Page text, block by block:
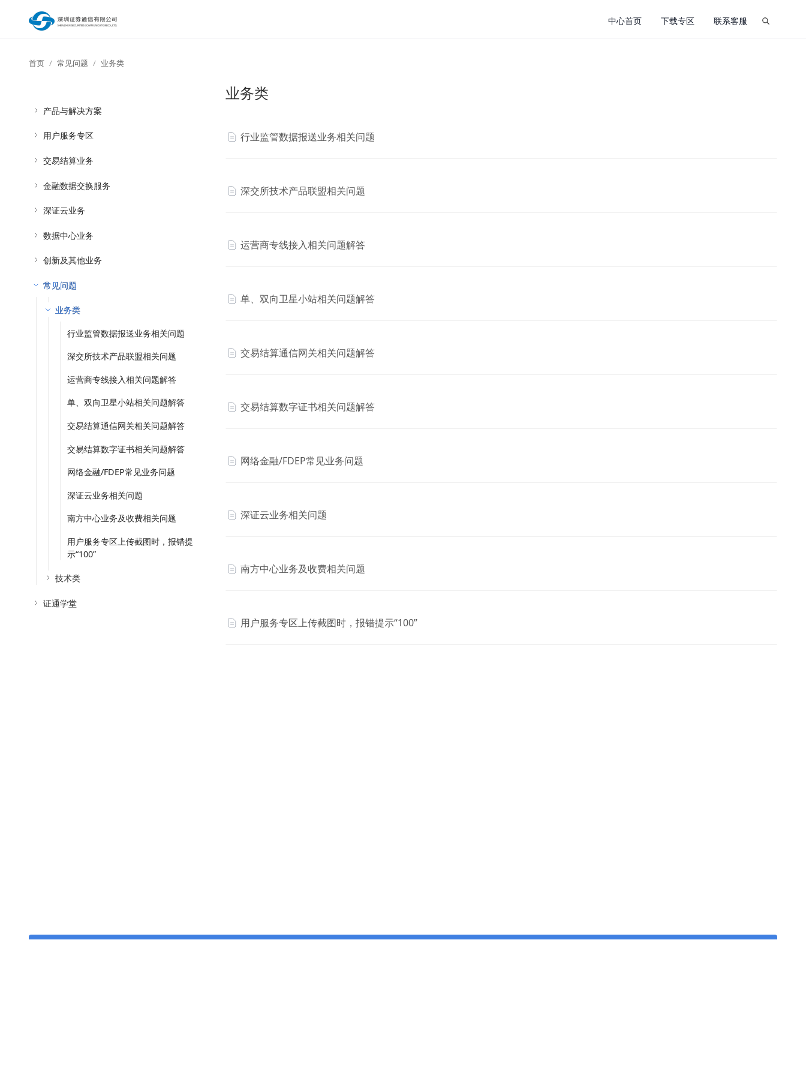
中心首页 下载专区 联系客服
首页 常见问题 业务类
产品与解决方案
用户服务专区
交易结算业务
金融数据交换服务
深证云业务
数据中心业务
创新及其他业务
常见问题
业务类
行业监管数据报送业务相关问题
深交所技术产品联盟相关问题
运营商专线接入相关问题解答
单、双向卫星小站相关问题解答
交易结算通信网关相关问题解答
交易结算数字证书相关问题解答
网络金融/FDEP常见业务问题
深证云业务相关问题
南方中心业务及收费相关问题
用户服务专区上传截图时，报错提
示“100”
技术类
证通学堂
业务类
行业监管数据报送业务相关问题
深交所技术产品联盟相关问题
运营商专线接入相关问题解答
单、双向卫星小站相关问题解答
交易结算通信网关相关问题解答
交易结算数字证书相关问题解答
网络金融/FDEP常见业务问题
深证云业务相关问题
南方中心业务及收费相关问题
用户服务专区上传截图时，报错提示“100”